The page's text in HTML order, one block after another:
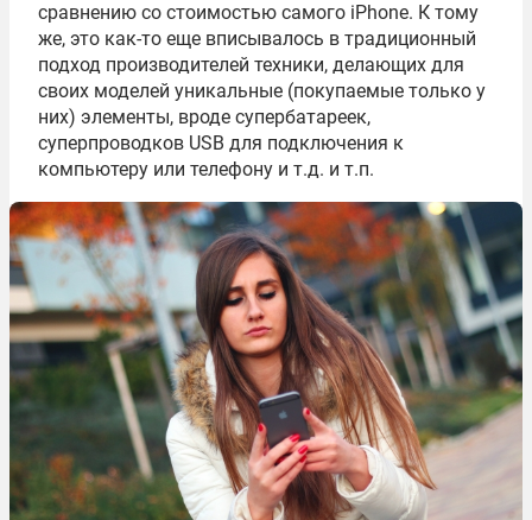
сравнению со стоимостью самого iPhone. К тому
же, это как-то еще вписывалось в традиционный
подход производителей техники, делающих для
своих моделей уникальные (покупаемые только у
них) элементы, вроде супербатареек,
суперпроводков USB для подключения к
компьютеру или телефону и т.д. и т.п.